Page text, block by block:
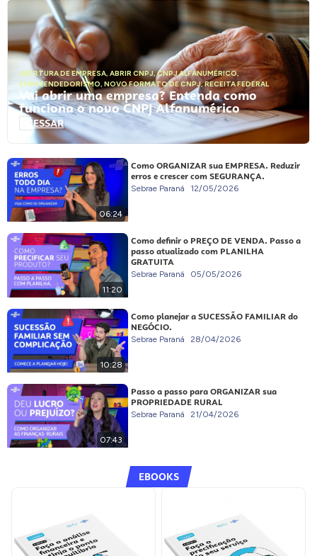
ABERTURA DE EMPRESA, ABRIR CNPJ,CNPJ ALFANUMÉRICO,
EMPREENDEDORISMO, NOVO FORMATO DE CNPJ,RECEITA FEDERAL
Vai abrir uma empresa? Entenda como
funciona o novo CNPJ Alfanumérico
ACESSAR
06:24
Como ORGANIZAR sua EMPRESA. Reduzir
erros e crescer com SEGURANÇA.
Sebrae Paraná 12/05/2026
11:20
Como definir o PREÇO DE VENDA. Passo a
passo atualizado com PLANILHA
GRATUITA
Sebrae Paraná 05/05/2026
10:28
Como planejar a SUCESSÃO FAMILIAR do
NEGÓCIO.
Sebrae Paraná 28/04/2026
07:43
Passo a passo para ORGANIZAR sua
PROPRIEDADE RURAL
Sebrae Paraná 21/04/2026
EBOOKS